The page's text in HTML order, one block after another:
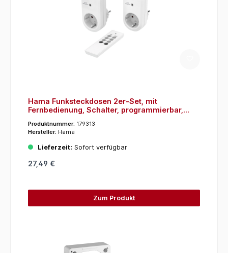
Hama Funksteckdosen 2er-Set, mit
Fernbedienung, Schalter, programmierbar,
Produktnummer: 179313
Hersteller: Hama
Lieferzeit: Sofort verfügbar
27,49 €
Zum Produkt